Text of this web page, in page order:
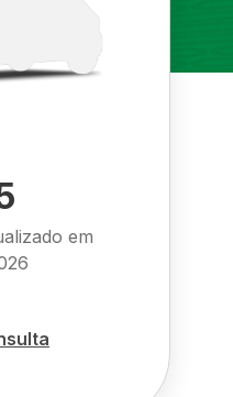
em